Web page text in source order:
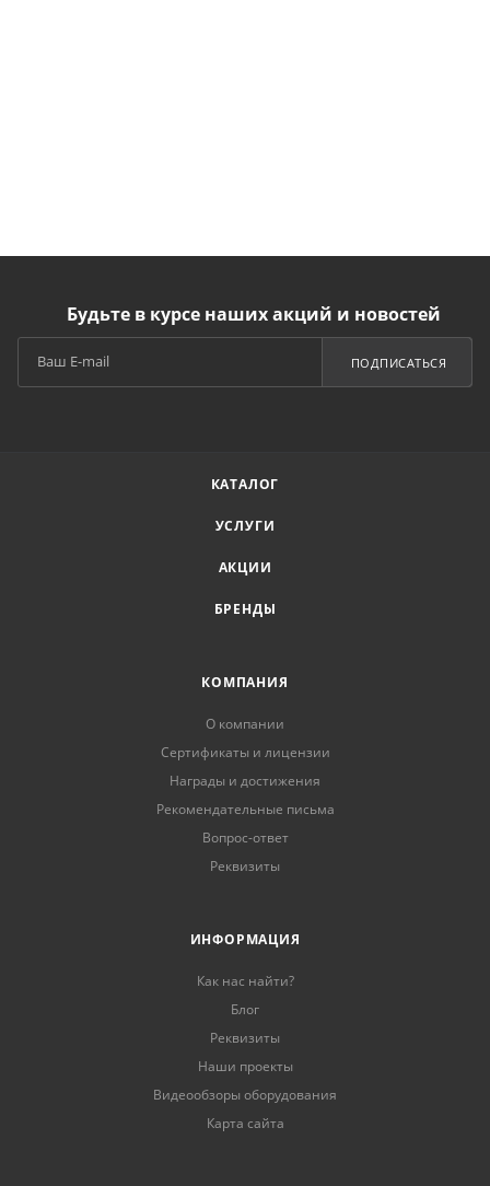
Будьте в курсе наших акций и новостей
ПОДПИСАТЬСЯ
КАТАЛОГ
УСЛУГИ
АКЦИИ
БРЕНДЫ
КОМПАНИЯ
О компании
Сертификаты и лицензии
Награды и достижения
Рекомендательные письма
Вопрос-ответ
Реквизиты
ИНФОРМАЦИЯ
Как нас найти?
Блог
Реквизиты
Наши проекты
Видеообзоры оборудования
Карта сайта